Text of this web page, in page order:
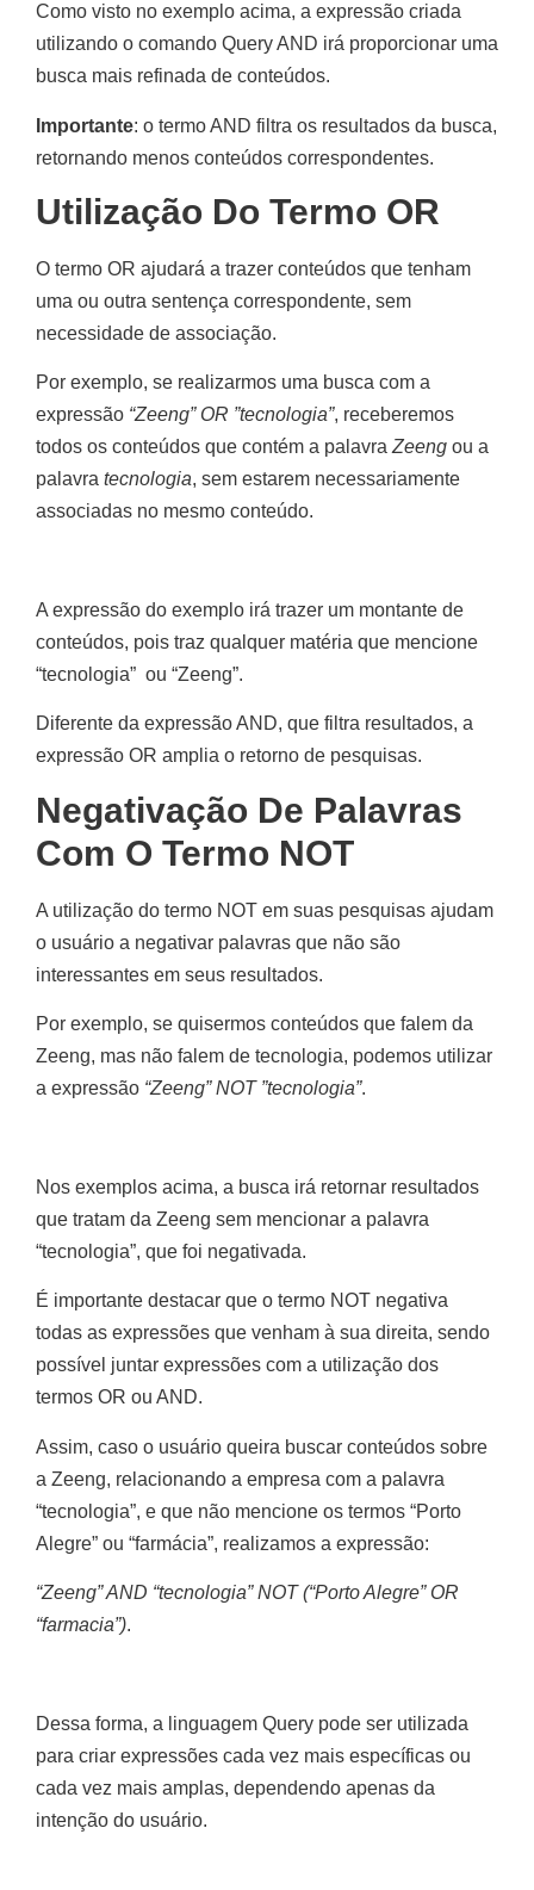
Como visto no exemplo acima, a expressão criada
utilizando o comando Query AND irá proporcionar uma
busca mais refinada de conteúdos.
Importante: o termo AND filtra os resultados da busca,
retornando menos conteúdos correspondentes.
Utilização Do Termo OR
O termo OR ajudará a trazer conteúdos que tenham
uma ou outra sentença correspondente, sem
necessidade de associação.
Por exemplo, se realizarmos uma busca com a
expressão “Zeeng” OR ”tecnologia”, receberemos
todos os conteúdos que contém a palavra Zeeng ou a
palavra tecnologia, sem estarem necessariamente
associadas no mesmo conteúdo.
A expressão do exemplo irá trazer um montante de
conteúdos, pois traz qualquer matéria que mencione
“tecnologia” ou “Zeeng”.
Diferente da expressão AND, que filtra resultados, a
expressão OR amplia o retorno de pesquisas.
Negativação De Palavras
Com O Termo NOT
A utilização do termo NOT em suas pesquisas ajudam
o usuário a negativar palavras que não são
interessantes em seus resultados.
Por exemplo, se quisermos conteúdos que falem da
Zeeng, mas não falem de tecnologia, podemos utilizar
a expressão “Zeeng” NOT ”tecnologia”.
Nos exemplos acima, a busca irá retornar resultados
que tratam da Zeeng sem mencionar a palavra
“tecnologia”, que foi negativada.
É importante destacar que o termo NOT negativa
todas as expressões que venham à sua direita, sendo
possível juntar expressões com a utilização dos
termos OR ou AND.
Assim, caso o usuário queira buscar conteúdos sobre
a Zeeng, relacionando a empresa com a palavra
“tecnologia”, e que não mencione os termos “Porto
Alegre” ou “farmácia”, realizamos a expressão:
“Zeeng” AND “tecnologia” NOT (“Porto Alegre” OR
“farmacia”).
Dessa forma, a linguagem Query pode ser utilizada
para criar expressões cada vez mais específicas ou
cada vez mais amplas, dependendo apenas da
intenção do usuário.